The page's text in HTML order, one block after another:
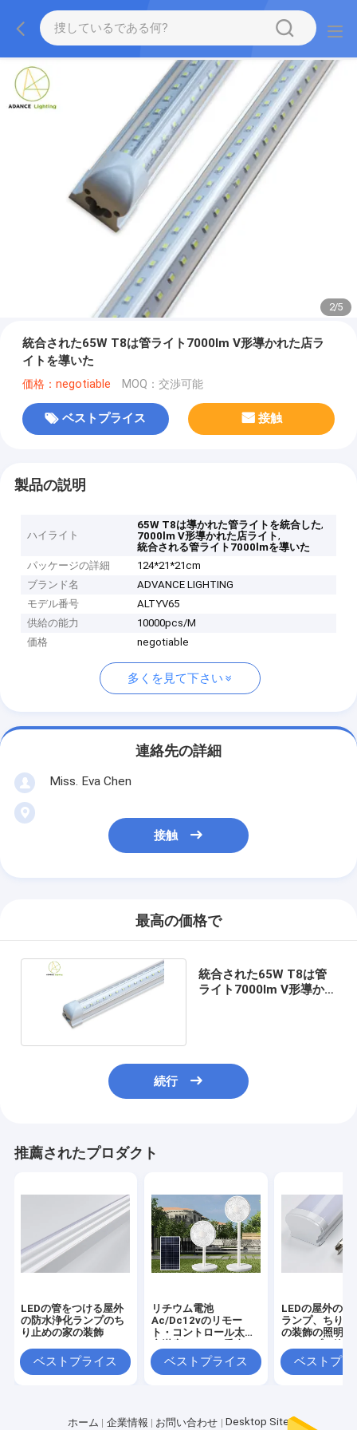
2/5
統合された65W T8は管ライト7000lm V形導かれた店ラ
イトを導いた
価格：negotiable MOQ：交渉可能
ベストプライス 接触
製品の説明
ハイライト
65W T8は導かれた管ライトを統合した,
7000lm V形導かれた店ライト,
統合される管ライト7000lmを導いた
パッケージの詳細
124*21*21cm
ブランド名
ADVANCE LIGHTING
モデル番号
ALTYV65
供給の能力
10000pcs/M
価格
negotiable
多くを見て下さい
連絡先の詳細
Miss. Eva Chen
接触
最高の価格で
統合された65W T8は管
ライト7000lm V形導か
続行
推薦されたプロダクト
LEDの管をつける屋外
の防水浄化ランプのち
り止めの家の装飾
ベストプライス
リチウム電池
Ac/Dc12vのリモー
ト・コントロール太陽
ベストプライス
LEDの屋外の防
ランプ、ちり止
の装飾の照明お
ベストプラ
ホーム 企業情報 お問い合わせ Desktop Site